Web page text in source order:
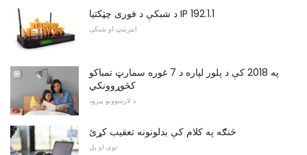
د شبکې د فوری چټکتیا IP 192.1.1
انټرنیټ او شبکې
په 2018 کې د پلور لپاره د 7 غوره سمارټ تمباکو
کڅوړوونکي
د لارښوونو پیرود
څنګه په کلام کې بدلونونه تعقیب کړئ
نوی او بل